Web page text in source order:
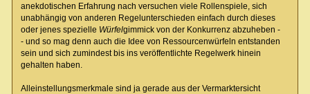
anekdotischen Erfahrung nach versuchen viele Rollenspiele, sich
unabhängig von anderen Regelunterschieden einfach durch dieses
oder jenes spezielle Würfelgimmick von der Konkurrenz abzuheben -
- und so mag denn auch die Idee von Ressourcenwürfeln entstanden
sein und sich zumindest bis ins veröffentlichte Regelwerk hinein
gehalten haben.
Alleinstellungsmerkmale sind ja gerade aus der Vermarktersicht